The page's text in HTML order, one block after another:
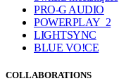
PRO-G AUDIO
POWERPLAY 2
LIGHTSYNC
BLUE VO!CE
COLLABORATIONS